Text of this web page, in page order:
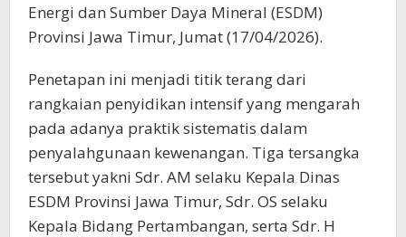
Energi dan Sumber Daya Mineral (ESDM)
Provinsi Jawa Timur, Jumat (17/04/2026).
Penetapan ini menjadi titik terang dari
rangkaian penyidikan intensif yang mengarah
pada adanya praktik sistematis dalam
penyalahgunaan kewenangan. Tiga tersangka
tersebut yakni Sdr. AM selaku Kepala Dinas
ESDM Provinsi Jawa Timur, Sdr. OS selaku
Kepala Bidang Pertambangan, serta Sdr. H